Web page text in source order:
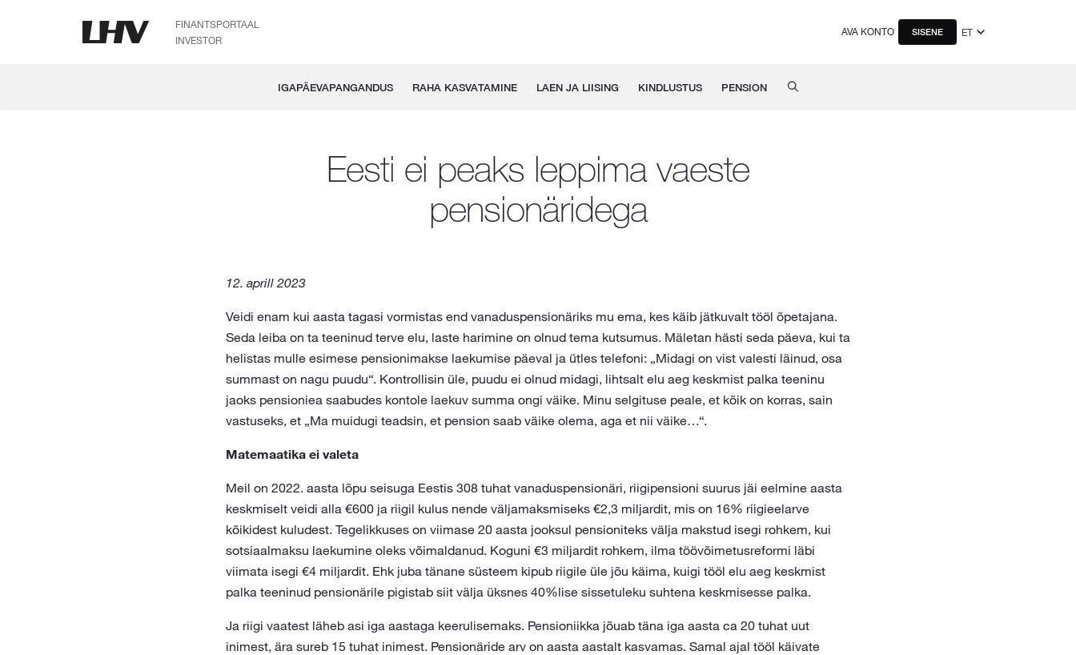
FINANTSPORTAAL
INVESTOR
AVA KONTO SISENE ET
IGAPÄEVAPANGANDUS RAHA KASVATAMINE LAEN JA LIISING KINDLUSTUS PENSION
Eesti ei peaks leppima vaeste
pensionäridega
12. aprill 2023
Veidi enam kui aasta tagasi vormistas end vanaduspensionäriks mu ema, kes käib jätkuvalt tööl õpetajana.
Seda leiba on ta teeninud terve elu, laste harimine on olnud tema kutsumus. Mäletan hästi seda päeva, kui ta
helistas mulle esimese pensionimakse laekumise päeval ja ütles telefoni: „Midagi on vist valesti läinud, osa
summast on nagu puudu“. Kontrollisin üle, puudu ei olnud midagi, lihtsalt elu aeg keskmist palka teeninu
jaoks pensioniea saabudes kontole laekuv summa ongi väike. Minu selgituse peale, et kõik on korras, sain
vastuseks, et „Ma muidugi teadsin, et pension saab väike olema, aga et nii väike…“.
Matemaatika ei valeta
Meil on 2022. aasta lõpu seisuga Eestis 308 tuhat vanaduspensionäri, riigipensioni suurus jäi eelmine aasta
keskmiselt veidi alla €600 ja riigil kulus nende väljamaksmiseks €2,3 miljardit, mis on 16% riigieelarve
kõikidest kuludest. Tegelikkuses on viimase 20 aasta jooksul pensioniteks välja makstud isegi rohkem, kui
sotsiaalmaksu laekumine oleks võimaldanud. Koguni €3 miljardit rohkem, ilma töövõimetusreformi läbi
viimata isegi €4 miljardit. Ehk juba tänane süsteem kipub riigile üle jõu käima, kuigi tööl elu aeg keskmist
palka teeninud pensionärile pigistab siit välja üksnes 40%lise sissetuleku suhtena keskmisesse palka.
Ja riigi vaatest läheb asi iga aastaga keerulisemaks. Pensioniikka jõuab täna iga aasta ca 20 tuhat uut
inimest, ära sureb 15 tuhat inimest. Pensionäride arv on aasta aastalt kasvamas. Samal ajal tööl käivate